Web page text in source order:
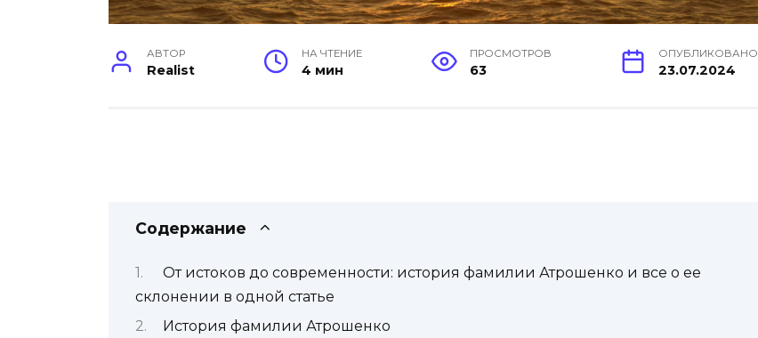
АВТОР
Realist
НА ЧТЕНИЕ
4 мин
ПРОСМОТРОВ
63
ОПУБЛИКОВАНО
23.07.2024
Содержание
От истоков до современности: история фамилии Атрошенко и все о ее
склонении в одной статье
История фамилии Атрошенко